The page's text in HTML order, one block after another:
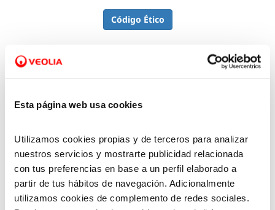
Esta página web usa cookies
Utilizamos cookies propias y de terceros para analizar
nuestros servicios y mostrarte publicidad relacionada
con tus preferencias en base a un perfil elaborado a
partir de tus hábitos de navegación. Adicionalmente
utilizamos cookies de complemento de redes sociales.
Código Ético
Canal Ético
En Aquara hemos implementado un Canal Ético
para comunicar de forma confidencial, y anónima
si así se desea, actos contrarios a la legislación